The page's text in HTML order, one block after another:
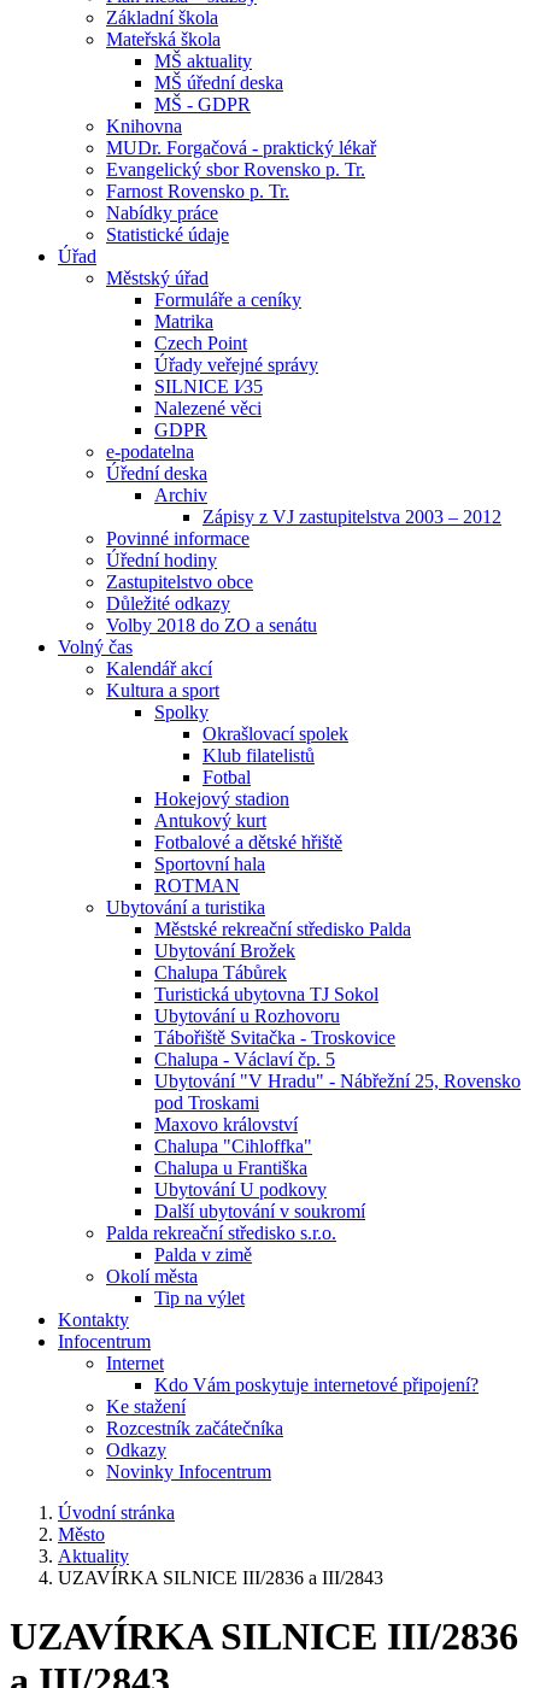
Základní škola
Mateřská škola
MŠ aktuality
MŠ úřední deska
MŠ - GDPR
Knihovna
MUDr. Forgačová - praktický lékař
Evangelický sbor Rovensko p. Tr.
Farnost Rovensko p. Tr.
Nabídky práce
Statistické údaje
Úřad
Městský úřad
Formuláře a ceníky
Matrika
Czech Point
Úřady veřejné správy
SILNICE I⁄35
Nalezené věci
GDPR
e-podatelna
Úřední deska
Archiv
Zápisy z VJ zastupitelstva 2003 – 2012
Povinné informace
Úřední hodiny
Zastupitelstvo obce
Důležité odkazy
Volby 2018 do ZO a senátu
Volný čas
Kalendář akcí
Kultura a sport
Spolky
Okrašlovací spolek
Klub filatelistů
Fotbal
Hokejový stadion
Antukový kurt
Fotbalové a dětské hřiště
Sportovní hala
ROTMAN
Ubytování a turistika
Městské rekreační středisko Palda
Ubytování Brožek
Chalupa Tábůrek
Turistická ubytovna TJ Sokol
Ubytování u Rozhovoru
Tábořiště Svitačka - Troskovice
Chalupa - Václaví čp. 5
Ubytování "V Hradu" - Nábřežní 25, Rovensko
pod Troskami
Maxovo království
Chalupa "Cihloffka"
Chalupa u Františka
Ubytování U podkovy
Další ubytování v soukromí
Palda rekreační středisko s.r.o.
Palda v zimě
Okolí města
Tip na výlet
Kontakty
Infocentrum
Internet
Kdo Vám poskytuje internetové připojení?
Ke stažení
Rozcestník začátečníka
Odkazy
Novinky Infocentrum
Úvodní stránka
Město
Aktuality
UZAVÍRKA SILNICE III/2836 a III/2843
UZAVÍRKA SILNICE III/2836